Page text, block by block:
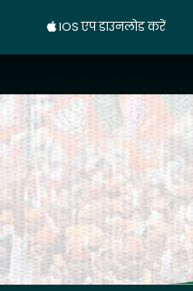
IOS एप डाउनलोड करें